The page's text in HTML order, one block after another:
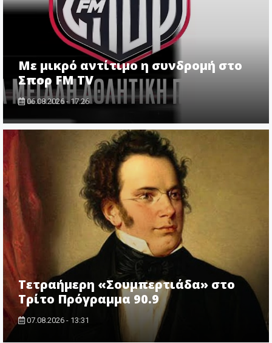
Με μικρό αντίτιμο η συνδρομή στο
Σπορ FM TV
06.08.2026 - 17:26
Τετραήμερη «Σουμπερτιάδα» στο
Τρίτο Πρόγραμμα 90.9
07.08.2026 - 13:31